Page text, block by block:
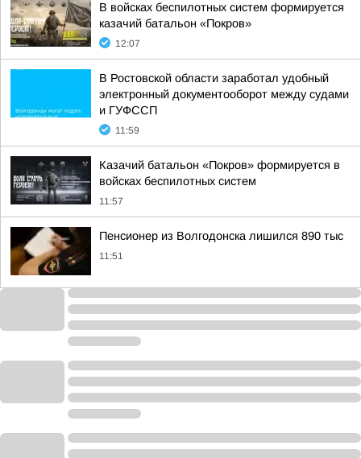
В войсках беспилотных систем формируется
казачий батальон «Покров»
12:07
В Ростовской области заработал удобный
электронный документооборот между судами
и ГУФССП
11:59
Казачий батальон «Покров» формируется в
войсках беспилотных систем
11:57
Пенсионер из Волгодонска лишился 890 тыс
11:51